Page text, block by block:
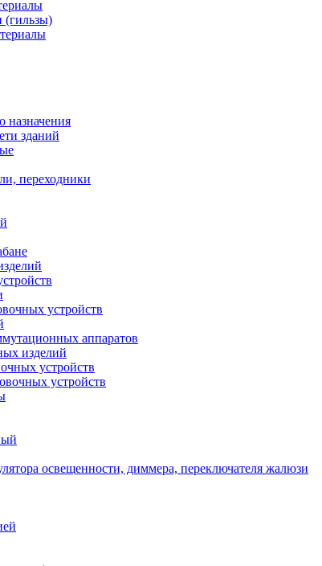
(гильзы)
назначения
зданий
переходники
устройств
аппаратов
изделий
устройств
устройств
освещенности, диммера, переключателя жалюзи